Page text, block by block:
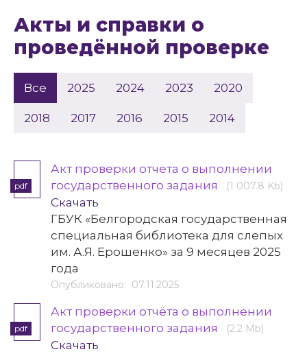
Акты и справки о
проведённой проверке
Все 2025 2024 2023 2020
2018 2017 2016 2015 2014
pdf
Акт проверки отчета о выполнении
государственного задания
(1 007.8 Kb)
Скачать
ГБУК «Белгородская государственная
специальная библиотека для слепых
им. А.Я. Ерошенко» за 9 месяцев 2025
года
Опубликовано: 07.11.2025
pdf
Акт проверки отчёта о выполнении
государственного задания
(2.2 Mb)
Скачать